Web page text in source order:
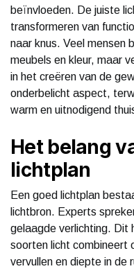
beïnvloeden. De juiste
transformeren van
naar knus. Veel mensen
meubels en kleur, maar
in het creëren van de
onderbelicht aspect,
warm en uitnodigend
Het belang
lichtplan
Een goed lichtplan
lichtbron. Experts
gelaagde verlichting. Dit
soorten licht combineert
vervullen en diepte in de